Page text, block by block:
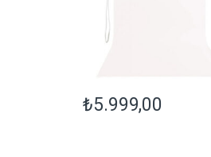
₺5.999,00